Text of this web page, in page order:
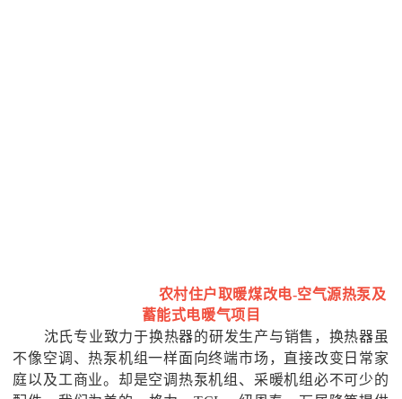
农村住户取暖煤改电-空气源热泵及
蓄能式电暖气项目
沈氏专业致力于换热器的研发生产与销售，换热器虽
不像空调、热泵机组一样面向终端市场，直接改变日常家
庭以及工商业。却是空调热泵机组、采暖机组必不可少的